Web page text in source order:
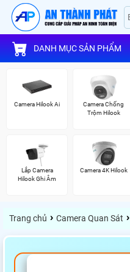
DANH MỤC SẢN PHẨM
Camera Hilook Ai
Camera Chống
Trộm Hilook
Lắp Camera
Hilook Ghi Âm
Camera 4K Hilook
Trang chủ › Camera Quan Sát ›